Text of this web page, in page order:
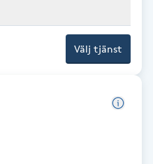
Välj tjänst